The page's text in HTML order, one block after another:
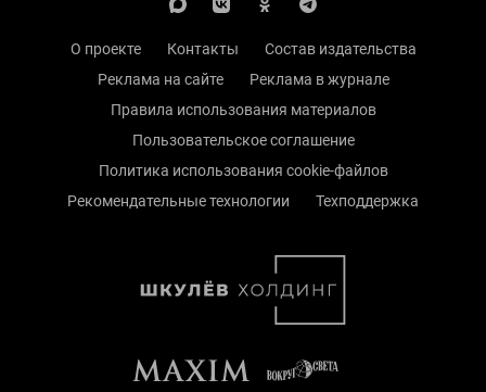
О проекте Контакты
Состав издательства
Реклама на сайте
Реклама в журнале
Правила использования материалов
Пользовательское соглашение
Политика использования cookie-файлов
Рекомендательные технологии
Техподдержка